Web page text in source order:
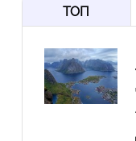
ТОП